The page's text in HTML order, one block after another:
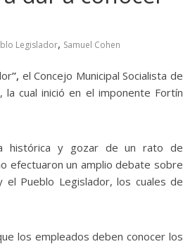
Legislador, Samuel Cohen
”, el Concejo Municipal Socialista de
cual inició en el imponente Fortín
histórica y gozar de un rato de
efectuaron un amplio debate sobre
el Pueblo Legislador, los cuales de
los empleados deben conocer los